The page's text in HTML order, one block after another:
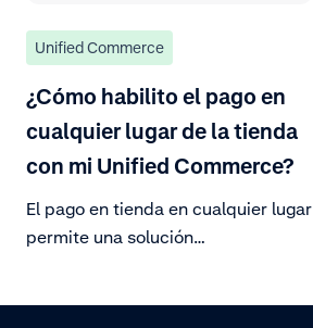
Unified Commerce
¿Cómo habilito el pago en
cualquier lugar de la tienda
con mi Unified Commerce?
El pago en tienda en cualquier lugar
permite una solución